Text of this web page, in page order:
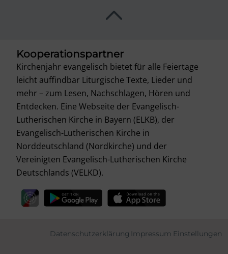
Kooperationspartner
Kirchenjahr evangelisch bietet für alle Feiertage
leicht auffindbar Liturgische Texte, Lieder und
mehr – zum Lesen, Nachschlagen, Hören und
Entdecken. Eine Webseite der Evangelisch-
Lutherischen Kirche in Bayern (ELKB), der
Evangelisch-Lutherischen Kirche in
Norddeutschland (Nordkirche) und der
Vereinigten Evangelisch-Lutherischen Kirche
Deutschlands (VELKD).
Datenschutzerklärung Impressum Einstellungen